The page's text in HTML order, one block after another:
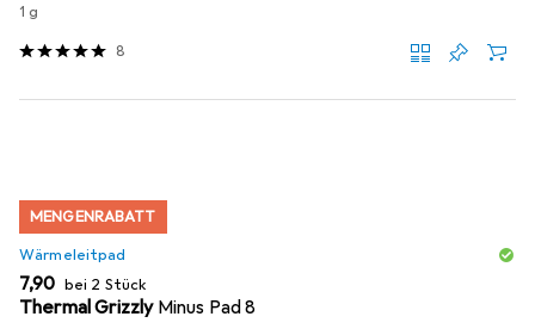
1 g
8
MENGENRABATT
Wärmeleitpad
EUR
7,90 bei 2 Stück
Thermal Grizzly Minus Pad 8